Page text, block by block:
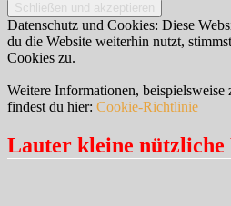
Datenschutz und Cookies: Diese
du die Website weiterhin nutzt,
Cookies zu.
Weitere Informationen,
findest du hier: Cookie-Richtlinie
Lauter kleine nützliche